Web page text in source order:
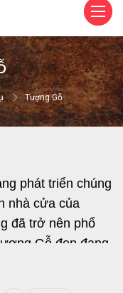
Tượng Gỗ
phát triển chúng
nhà cửa của
đã trở nên phổ
Gỗ đẹp đang